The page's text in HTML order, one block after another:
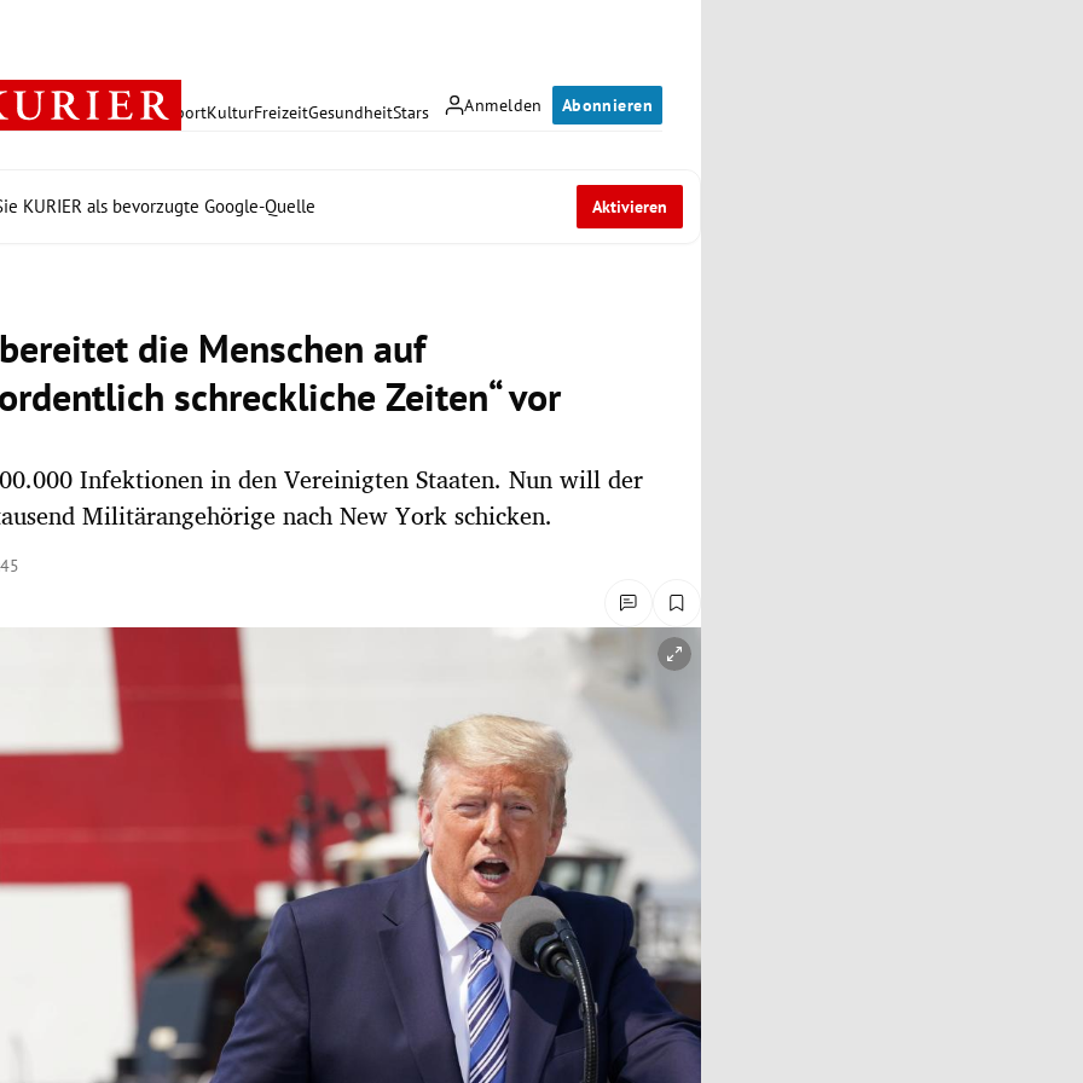
Anmelden Abonnieren
PolitikWirtschaft SportKulturFreizeitGesundheitStars
KURIER als bevorzugte Google-Quelle Aktivieren
die Menschen auf
schreckliche Zeiten“ vor
Infektionen in den Vereinigten Staaten. Nun will der
Militärangehörige nach New York schicken.
öffnen/schließen